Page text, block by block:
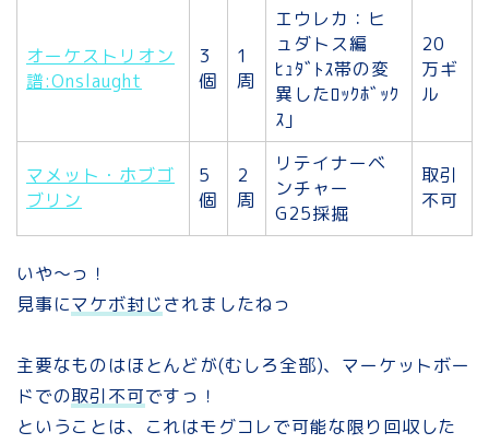
オーケストリオン
譜:Onslaught
3
個
1
周
エウレカ：ヒ
ュダトス編
ﾋｭﾀﾞﾄｽ帯の変
異したﾛｯｸﾎﾞｯｸ
ｽ｣
20
万ギ
ル
マメット・ホブゴ
ブリン
5
個
2
周
リテイナーベ
ンチャー
G25採掘
取引
不可
いや～っ！
見事にマケボ封じされましたねっ
主要なものはほとんどが(むしろ全部)、マーケットボー
ドでの取引不可ですっ！
ということは、これはモグコレで可能な限り回収した